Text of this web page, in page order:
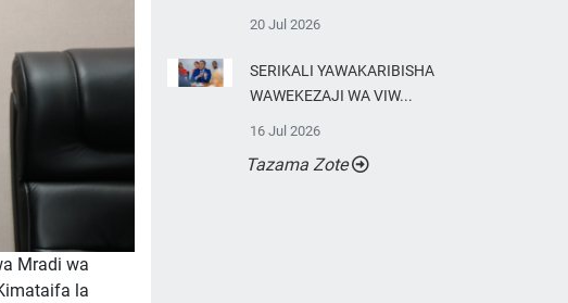
Mradi wa
la
20 Jul 2026
SERIKALI YAWAKARIBISHA
WAWEKEZAJI WA VIW...
16 Jul 2026
Tazama Zote